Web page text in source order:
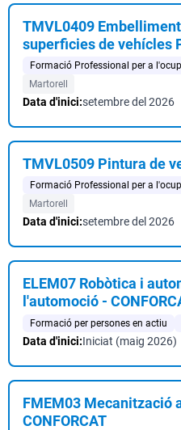
TMVL0409
superficies de vehícles
Formació Professional per a
Martorell
Data d'inici:setembre del 2026
TMVL0509 Pintura de
Formació Professional per a
Martorell
Data d'inici:setembre del 2026
ELEM07 Robòtica i
l'automoció -
Formació per persones en actiu
Data d'inici:Iniciat (maig 2026)
FMEM03 Mecanització
CONFORCAT